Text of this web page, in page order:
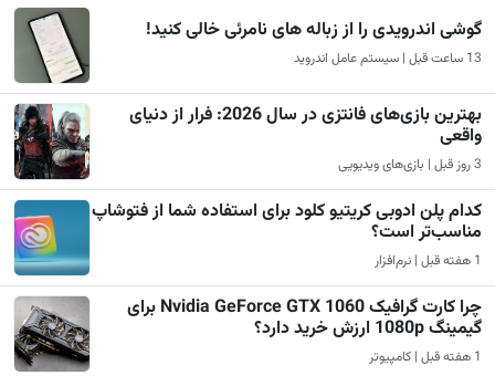
گوشی اندرویدی را از زباله های نامرئی خالی کنید!
13 ساعت قبل | سیستم عامل اندروید
بهترین بازی‌های فانتزی در سال 2026: فرار از دنیای
واقعی
3 روز قبل | بازی‌های ویدیویی
کدام پلن ادوبی کریتیو کلود برای استفاده شما از فتوشاپ
مناسب‌تر است؟
1 هفته قبل | نرم‌افزار
چرا کارت گرافیک Nvidia GeForce GTX 1060 برای
گیمینگ 1080p ارزش خرید دارد؟
1 هفته قبل | کامپیوتر